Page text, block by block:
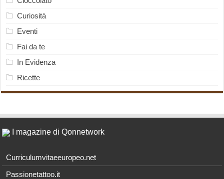
Curiosità
Eventi
Fai da te
In Evidenza
Ricette
I magazine di Qonnetwork
Curriculumvitaeeuropeo.net
Passionetattoo.it